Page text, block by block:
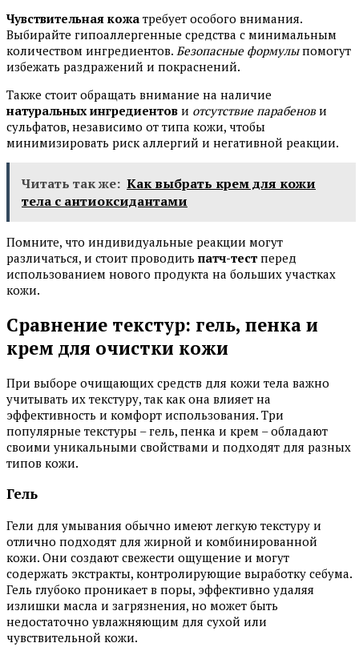
Чувствительная кожа требует особого внимания.
Выбирайте гипоаллергенные средства с минимальным
количеством ингредиентов. Безопасные формулыпомогут
избежать раздражений и покраснений.
Также стоит обращать внимание на наличие
натуральных ингредиентов и отсутствие парабенови
сульфатов, независимо от типа кожи, чтобы
минимизировать риск аллергий и негативной реакции.
Читать так же: Как выбрать крем для кожи
тела с антиоксидантами
Помните, что индивидуальные реакции могут
различаться, и стоит проводить патч-тест перед
использованием нового продукта на больших участках
кожи.
Сравнение текстур: гель, пенка и
крем для очистки кожи
При выборе очищающих средств для кожи тела важно
учитывать их текстуру, так как она влияет на
эффективность и комфорт использования. Три
популярные текстуры – гель, пенка и крем – обладают
своими уникальными свойствами и подходят для разных
типов кожи.
Гель
Гели для умывания обычно имеют легкую текстуру и
отлично подходят для жирной и комбинированной
кожи. Они создают свежести ощущение и могут
содержать экстракты, контролирующие выработку себума.
Гель глубоко проникает в поры, эффективно удаляя
излишки масла и загрязнения, но может быть
недостаточно увлажняющим для сухой или
чувствительной кожи.